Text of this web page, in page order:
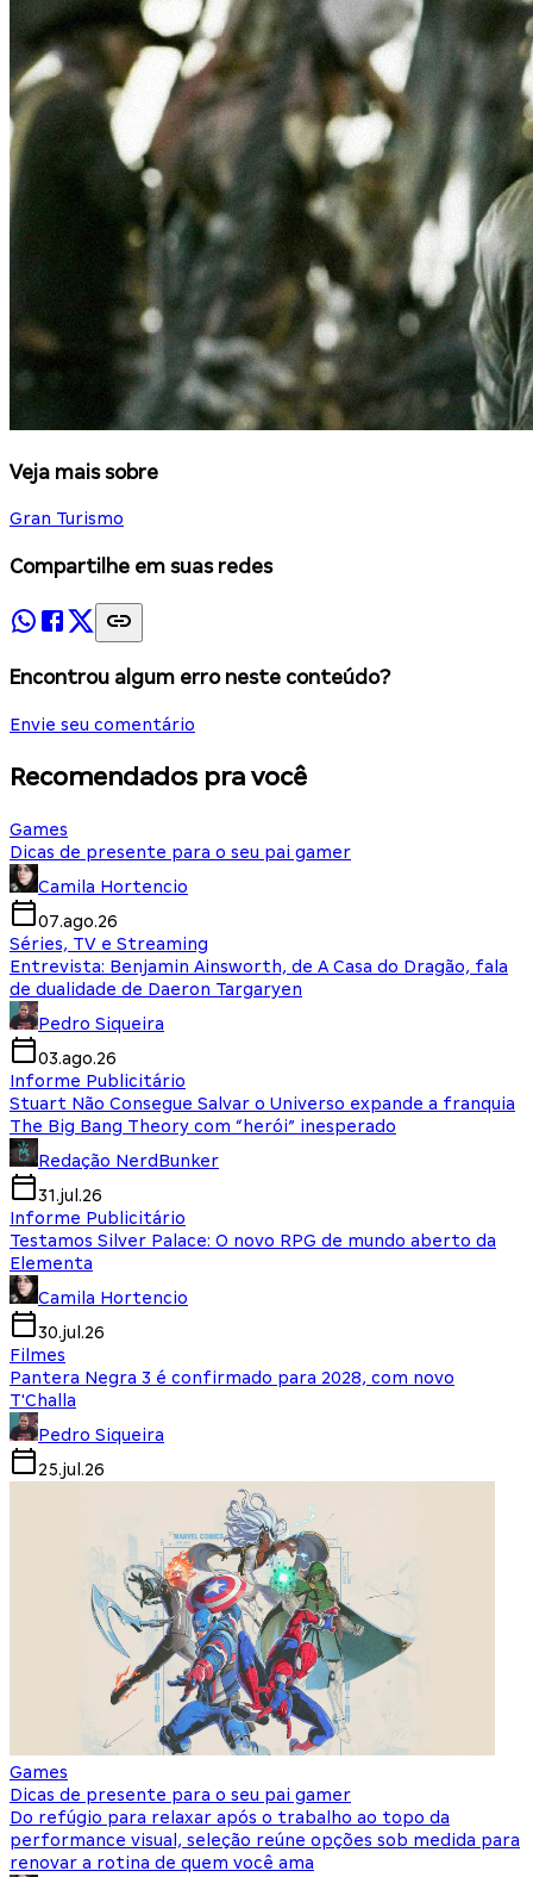
Veja mais sobre
Gran Turismo
Compartilhe em suas redes
Encontrou algum erro neste conteúdo?
Envie seu comentário
Recomendados pra você
Games
Dicas de presente para o seu pai gamer
Camila Hortencio
07.ago.26
Séries, TV e Streaming
Entrevista: Benjamin Ainsworth, de A Casa do Dragão, fala
de dualidade de Daeron Targaryen
Pedro Siqueira
03.ago.26
Informe Publicitário
Stuart Não Consegue Salvar o Universo expande a franquia
The Big Bang Theory com “herói” inesperado
Redação NerdBunker
31.jul.26
Informe Publicitário
Testamos Silver Palace: O novo RPG de mundo aberto da
Elementa
Camila Hortencio
30.jul.26
Filmes
Pantera Negra 3 é confirmado para 2028, com novo
T'Challa
Pedro Siqueira
25.jul.26
Games
Dicas de presente para o seu pai gamer
Do refúgio para relaxar após o trabalho ao topo da
performance visual, seleção reúne opções sob medida para
renovar a rotina de quem você ama